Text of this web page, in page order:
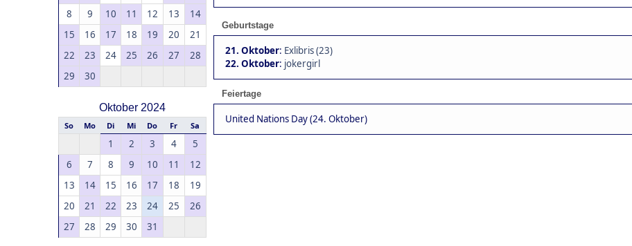
8
9 10 11 12 13
14
15
16 17 18 19 20
21
22
23 24 25 26 27
28
29
30
Oktober 2024
So Mo Di Mi Do Fr Sa
1 2 3 4
5
6
7 8 9 10 11
12
13
14 15 16 17 18
19
20
21 22 23 24 25
26
27
28 29 30 31
Geburtstage
21. Oktober: Exlibris (23)
22. Oktober: jokergirl
Feiertage
United Nations Day (24. Oktober)